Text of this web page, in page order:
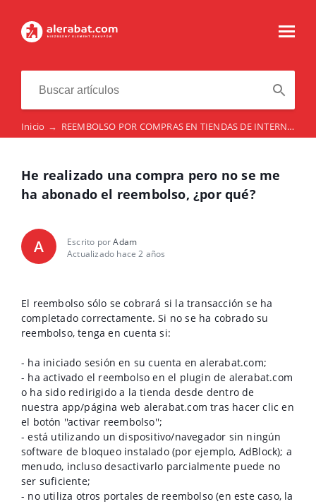
Inicio → REEMBOLSO POR COMPRAS EN TIENDAS DE INTERNET
He realizado una compra pero no se me
ha abonado el reembolso, ¿por qué?
A Escrito porAdam
Actualizado hace 2 años
El reembolso sólo se cobrará si la transacción se ha
completado correctamente. Si no se ha cobrado su
reembolso, tenga en cuenta si:
- ha iniciado sesión en su cuenta en alerabat.com;
- ha activado el reembolso en el plugin de alerabat.com
o ha sido redirigido a la tienda desde dentro de
nuestra app/página web alerabat.com tras hacer clic en
el botón ''activar reembolso'';
- está utilizando un dispositivo/navegador sin ningún
software de bloqueo instalado (por ejemplo, AdBlock); a
menudo, incluso desactivarlo parcialmente puede no
ser suficiente;
- no utiliza otros portales de reembolso (en este caso, la